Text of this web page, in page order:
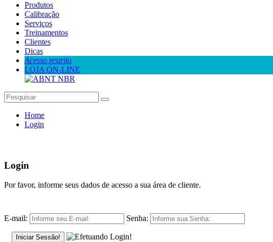
Produtos
Calibração
Serviços
Treinamentos
Clientes
Dicas
Acesso restrito
LOJA ON-LINE
Home
Login
Login
Por favor, informe seus dados de acesso a sua área de cliente.
E-mail: Senha:
Iniciar Sessão!